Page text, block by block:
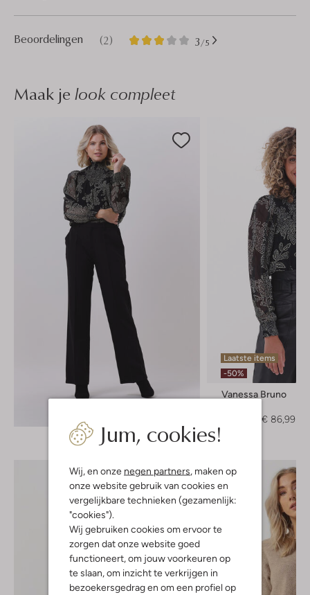
Jum, cookies!
Wij, en onze negen partners, maken op
onze website gebruik van cookies en
vergelijkbare technieken (gezamenlijk:
"cookies").
Wij gebruiken cookies om ervoor te
zorgen dat onze website goed
functioneert, om jouw voorkeuren op
te slaan, om inzicht te verkrijgen in
bezoekersgedrag en om een profiel op
Beoordelingen (2) 3/5
2
3
Maak je look compleet
Laatste items
-50%
Vanessa Bruno
€ 86,99